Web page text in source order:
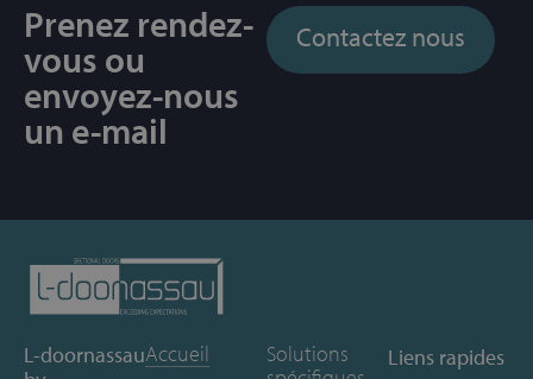
Prenez rendez-
vous ou
envoyez-nous
un e-mail
Contactez nous
L-doornassauAccueil
Solutions
Liens rapides